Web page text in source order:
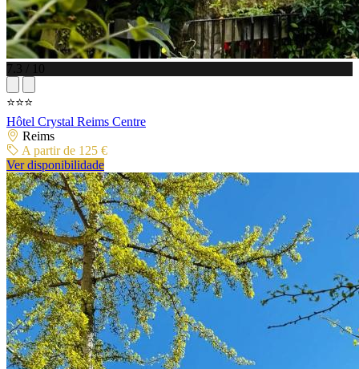
7.3 / 10
⭐⭐⭐
Hôtel Crystal Reims Centre
Reims
A partir de 125 €
Ver disponibilidade